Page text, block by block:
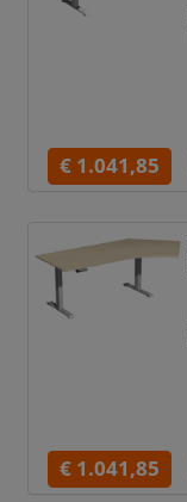
€ 1.041,85
€ 1.041,85